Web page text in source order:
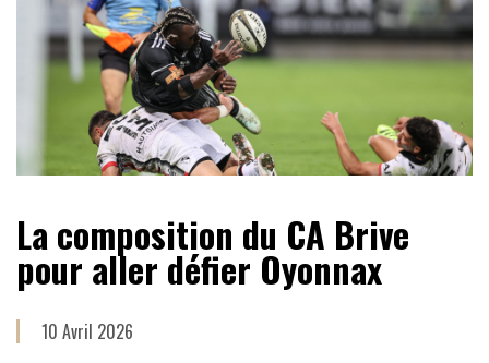
La composition du CA Brive
pour aller défier Oyonnax
10 Avril 2026